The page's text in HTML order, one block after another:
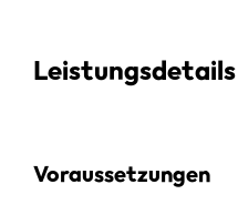
Leistungsdetails
Voraussetzungen